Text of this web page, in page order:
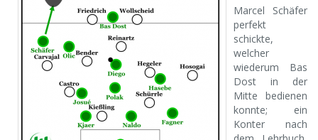
Marcel Schäfer
perfekt
schickte,
welcher
wiederum Bas
Dost in der
Mitte bedienen
konnte; ein
Konter nach